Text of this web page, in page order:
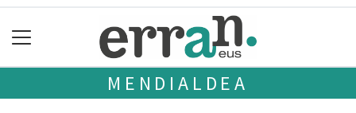
MENDIALDEA